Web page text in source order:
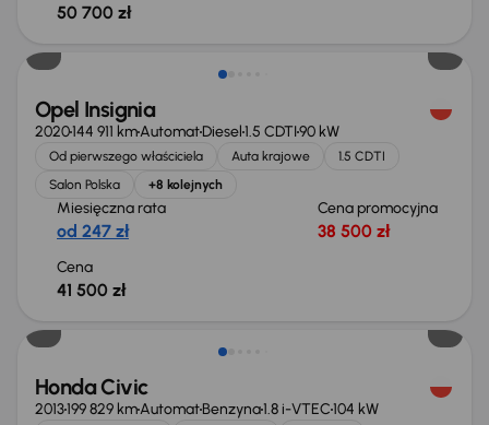
50 700 zł
Możliwość odliczenia VAT
Opel Insignia
2020144 911 kmAutomatDiesel1.5 CDTI90 kW
Od pierwszego właściciela Auta krajowe
1.5 CDTI
Salon Polska
+8 kolejnych
Miesięczna rata
od 247 zł
Cena promocyjna
38 500 zł
Cena
41 500 zł
Taniej o 1 500 zł
Honda Civic
2013199 829 kmAutomatBenzyna1.8 i-VTEC104 kW